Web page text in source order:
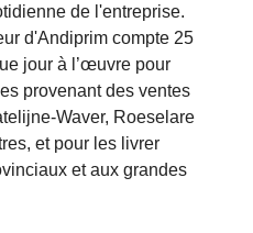
de l'entreprise.
d'Andiprim compte 25
jour à l’œuvre pour
provenant des ventes
Waver, Roeselare
et pour les livrer
et aux grandes